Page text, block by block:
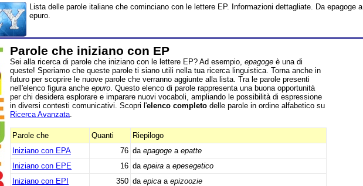
Lista delle parole italiane che cominciano con le lettere EP. Informazioni dettagliate. Da epagoge a
epuro.
Parole che iniziano con EP
Sei alla ricerca di parole che iniziano con le lettere EP? Ad esempio, epagoge è una di
queste! Speriamo che queste parole ti siano utili nella tua ricerca linguistica. Torna anche in
futuro per scoprire le nuove parole che verranno aggiunte alla lista. Tra le parole presenti
nell'elenco figura anche epuro . Questo elenco di parole rappresenta una buona opportunità
per chi desidera esplorare e imparare nuovi vocaboli, ampliando le possibilità di espressione
in diversi contesti comunicativi. Scopri l'elenco completo delle parole in ordine alfabetico su
Ricerca Avanzata
Parole che Quanti
Riepilogo
Iniziano con EPA
76 da epagoge a epatte
Iniziano con EPE
16 da epeira a epesegetico
Iniziano con EPI
350 da epica a epizoozie